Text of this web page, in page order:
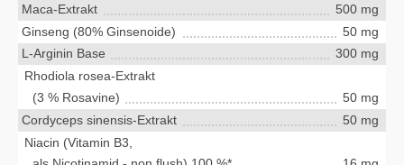
Maca-Extrakt
500 mg
Ginseng (80% Ginsenoide)
50 mg
L-Arginin Base
300 mg
Rhodiola rosea-Extrakt
(3 % Rosavine)
50 mg
Cordyceps sinensis-Extrakt
50 mg
Niacin (Vitamin B3,